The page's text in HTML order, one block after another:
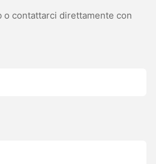
contattarci direttamente con